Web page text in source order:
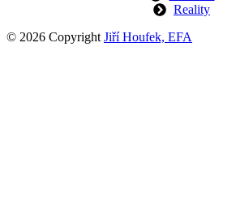
Reality
© 2026 Copyright Jiří Houfek, EFA